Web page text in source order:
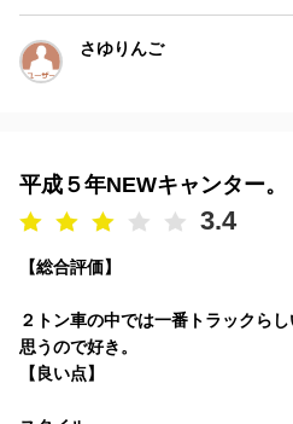
さゆりんご
平成５年NEWキャンター。
3.4
【総合評価】
２トン車の中では一番トラックら
思うので好き。
【良い点】